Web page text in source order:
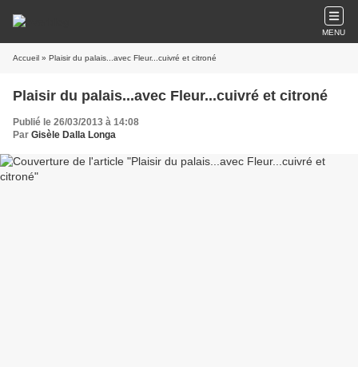
MENU
Accueil » Plaisir du palais...avec Fleur...cuivré et citroné
Plaisir du palais...avec Fleur...cuivré et citroné
Publié le 26/03/2013 à 14:08
Par Gisèle Dalla Longa